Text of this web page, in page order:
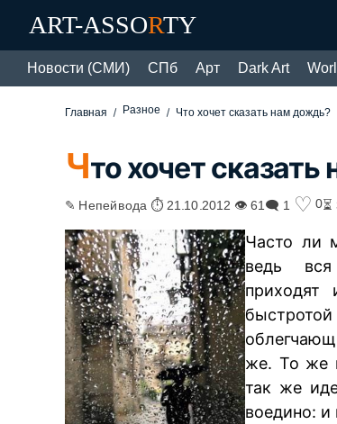
ART-ASSORTY
Новости (СМИ) СПб Арт Dark Art
Главная Разное Что хочет сказать нам дождь?
Что хочет
✎ Непейвода ⏱ 21.10.2012 👁 61 🗨 1 ♡ 0
Часто ли
ведь вся
приходят
же. То же
так же
воедино: